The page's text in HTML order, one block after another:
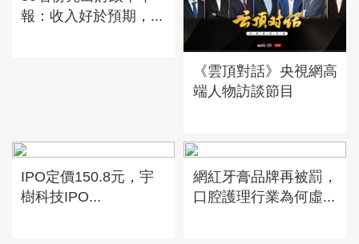
報：收入好於預期，...
《雲頂對話》央視網高
端人物訪談節目
IPO定價150.8元，宇
樹科技IPO...
網紅牙膏品牌再被罰，
口腔護理行業為何虛...